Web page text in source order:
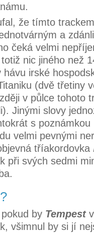
že tímto
a
čeká velmi
nic jiného než
irské
(dvě třetiny
v půlce tohoto
Jinými slovy
s poznámkou
velmi pevnými
tříakordovka
při svých sedmi
by Tempest
všimnul by si jí